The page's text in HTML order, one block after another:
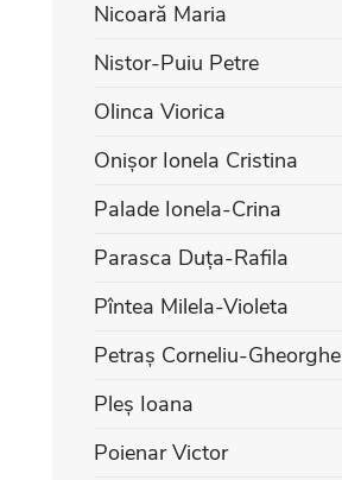
Nicoară Maria
Nistor-Puiu Petre
Olinca Viorica
Onișor Ionela Cristina
Palade Ionela-Crina
Parasca Duța-Rafila
Pîntea Milela-Violeta
Petraș Corneliu-Gheorghe
Pleș Ioana
Poienar Victor